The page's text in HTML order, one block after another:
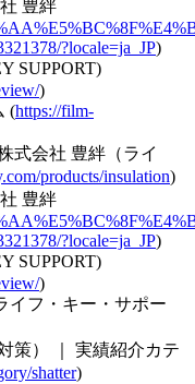
豊絆
?locale=ja_JP)
SUPPORT)
)
(https://film-
式会社 豊絆（ライ
products/insulation)
豊絆
?locale=ja_JP)
SUPPORT)
)
イフ・キー・サポー
策） ｜ 実績紹介カテ
shatter)